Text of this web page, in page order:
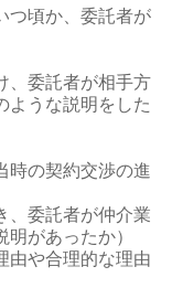
つ頃か、委託者が
、委託者が相手方
ような説明をした
時の契約交渉の進
、委託者が仲介業
があったか）
由や合理的な理由